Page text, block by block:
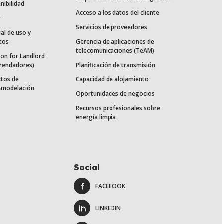
de uso y
for Landlord
de
Acceso a los datos del cliente
Servicios de proveedores
Gerencia de aplicaciones de
telecomunicaciones (TeAM)
Planificación de transmisión
Capacidad de alojamiento
Oportunidades de negocios
Recursos profesionales sobre
energía limpia
Social
FACEBOOK
LINKEDIN